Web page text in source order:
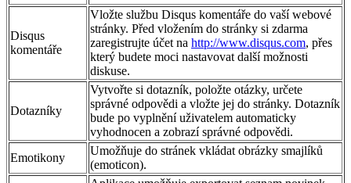
Disqus
komentáře
Vložte službu Disqus komentáře do vaší webové
stránky. Před vložením do stránky si zdarma
zaregistrujte účet na http://www.disqus.com, přes
který budete moci nastavovat další možnosti
diskuse.
Dotazníky
Vytvořte si dotazník, položte otázky, určete
správné odpovědi a vložte jej do stránky. Dotazník
bude po vyplnění uživatelem automaticky
vyhodnocen a zobrazí správné odpovědi.
Emotikony
Umožňuje do stránek vkládat obrázky smajlíků
(emoticon).